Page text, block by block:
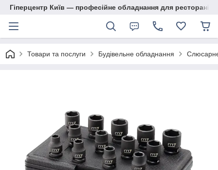
Гіперцентр Київ — професійне обладнання для ресторанів,
Товари та послуги Будівельне обладнання